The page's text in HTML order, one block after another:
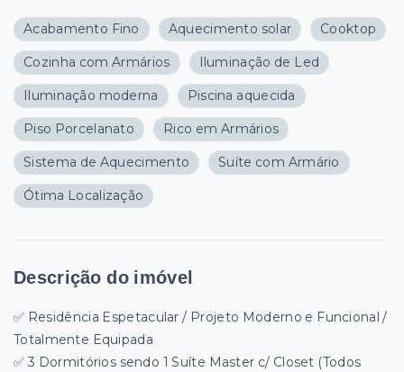
Acabamento Fino Aquecimento solar Cooktop
Cozinha com Armários Iluminação de Led
Iluminação moderna Piscina aquecida
Piso Porcelanato Rico em Armários
Sistema de Aquecimento Suíte com Armário
Ótima Localização
Descrição do imóvel
✅ Residência Espetacular / Projeto Moderno e Funcional /
Totalmente Equipada
✅ 3 Dormitórios sendo 1 Suíte Master c/ Closet (Todos